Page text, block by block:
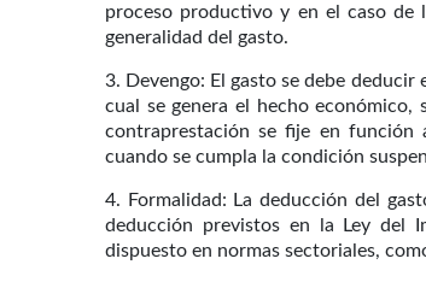
proceso productivo y en el caso de
generalidad del gasto.
3. Devengo: El gasto se debe
cual se genera el hecho
contraprestación se fije en función
cuando se cumpla la condición
4. Formalidad: La deducción del
deducción previstos en la Ley del
dispuesto en normas sectoriales,